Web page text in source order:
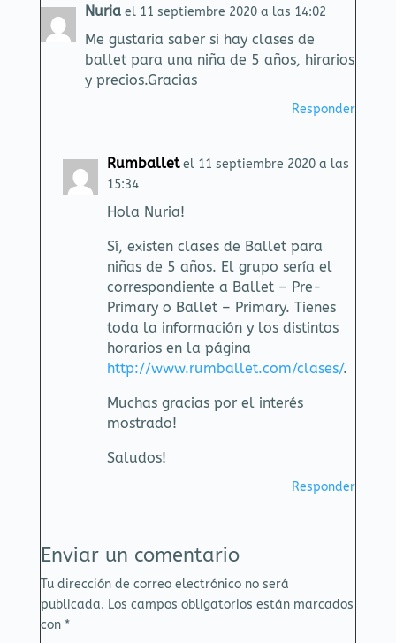
Nuria el 11 septiembre 2020 a las 14:02
Me gustaria saber si hay clases de
ballet para una niña de 5 años, hirarios
y precios.Gracias
Responder
Rumballet el 11 septiembre 2020 a las
15:34
Hola Nuria!
Sí, existen clases de Ballet para
niñas de 5 años. El grupo sería el
correspondiente a Ballet – Pre-
Primary o Ballet – Primary. Tienes
toda la información y los distintos
horarios en la página
http://www.rumballet.com/clases/.
Muchas gracias por el interés
mostrado!
Saludos!
Responder
Enviar un comentario
Tu dirección de correo electrónico no será
publicada. Los campos obligatorios están marcados
con *